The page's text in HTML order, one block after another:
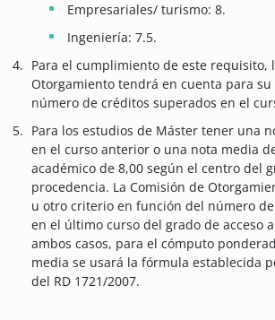
Empresariales/ turismo: 8.
Ingeniería: 7.5.
Para el cumplimiento de este requisito,
Otorgamiento tendrá en cuenta para su
número de créditos superados en el
Para los estudios de Máster tener una
en el curso anterior o una nota media
académico de 8,00 según el centro del
procedencia. La Comisión de
u otro criterio en función del número
en el último curso del grado de acceso
ambos casos, para el cómputo
media se usará la fórmula establecida
del RD 1721/2007.